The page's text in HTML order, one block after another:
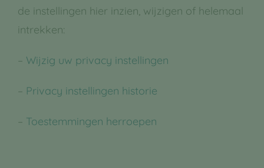
de instellingen hier inzien, wijzigen of helemaal
intrekken:
– Wijzig uw privacy instellingen
– Privacy instellingen historie
– Toestemmingen herroepen